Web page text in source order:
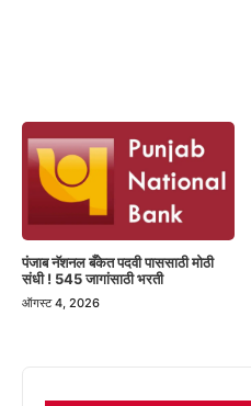
पंजाब नॅशनल बँकेत पदवी पाससाठी मोठी
संधी ! 545 जागांसाठी भरती
ऑगस्ट 4, 2026